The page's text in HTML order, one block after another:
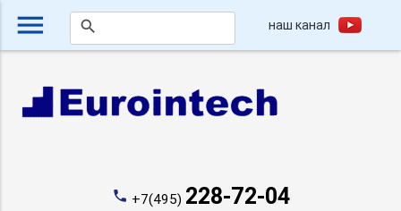
menu search наш канал
phone +7(495) 228-72-04